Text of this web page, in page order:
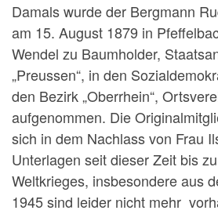
Damals wurde der Bergmann
am 15. August 1879 in
Wendel zu Baumholder,
„Preussen“, in den
den Bezirk „Oberrhein“,
aufgenommen. Die
sich in dem Nachlass von Frau
Unterlagen seit dieser Zeit bis
Weltkrieges, insbesondere aus
1945 sind leider nicht mehr